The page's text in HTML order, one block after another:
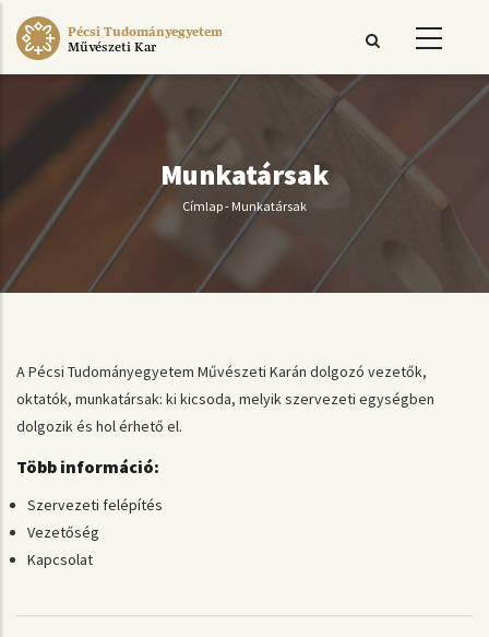
Ugrás
Pécsi Tudományegyetem
Művészeti Kar
Munkatársak
Morzsa
Címlap- Munkatársak
A Pécsi Tudományegyetem Művészeti Karán dolgozó vezetők,
oktatók, munkatársak: ki kicsoda, melyik szervezeti egységben
dolgozik és hol érhető el.
Több információ:
Szervezeti felépítés
Vezetőség
Kapcsolat